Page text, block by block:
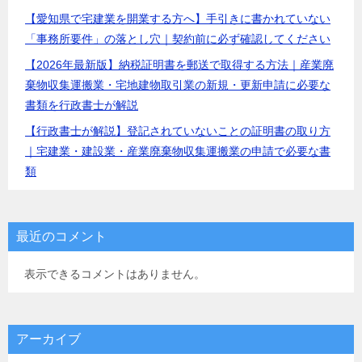
【愛知県で宅建業を開業する方へ】手引きに書かれていない
「事務所要件」の落とし穴｜契約前に必ず確認してください
【2026年最新版】納税証明書を郵送で取得する方法｜産業廃
棄物収集運搬業・宅地建物取引業の新規・更新申請に必要な
書類を行政書士が解説
【行政書士が解説】登記されていないことの証明書の取り方
｜宅建業・建設業・産業廃棄物収集運搬業の申請で必要な書
類
最近のコメント
表示できるコメントはありません。
アーカイブ